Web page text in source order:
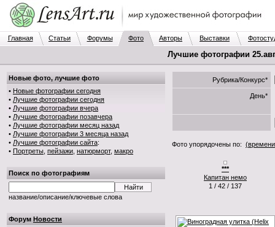
Главная Статьи Форумы Фото Авторы Выставки
Лучшие фотографии
Новые фото, лучшие фото
• Новые фотографии сегодня
• Лучшие фотографии сегодня
• Лучшие фотографии вчера
• Лучшие фотографии позавчера
• Лучшие фотографии месяц назад
• Лучшие фотографии 3 месяца назад
• Лучшие фотографии сайта:
• Портреты пейзажи натюрморт, макро
Поиск по фотографиям
название/описание/ключевые слова
Форум Новости
Рубрика/Конкурс*
День*
Фото упорядочены по: (времени
***
Капитан немо
1 / 42 / 137